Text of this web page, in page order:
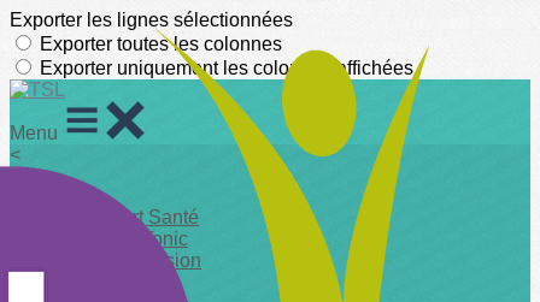
Exporter les lignes sélectionnées
Exporter toutes les colonnes
Exporter uniquement les colonnes affichées
Menu
<
TSL Sport Santé
TSL Gym Tonic
TSL Gym Fusion